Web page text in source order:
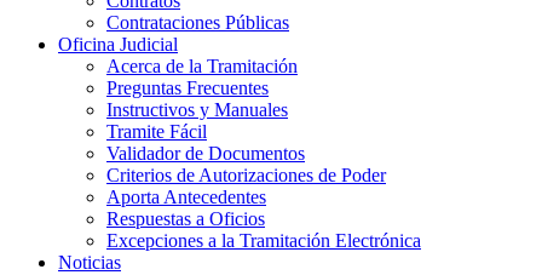
Contrataciones Públicas
Oficina Judicial
Acerca de la Tramitación
Preguntas Frecuentes
Instructivos y Manuales
Tramite Fácil
Validador de Documentos
Criterios de Autorizaciones de Poder
Aporta Antecedentes
Respuestas a Oficios
Excepciones a la Tramitación Electrónica
Noticias